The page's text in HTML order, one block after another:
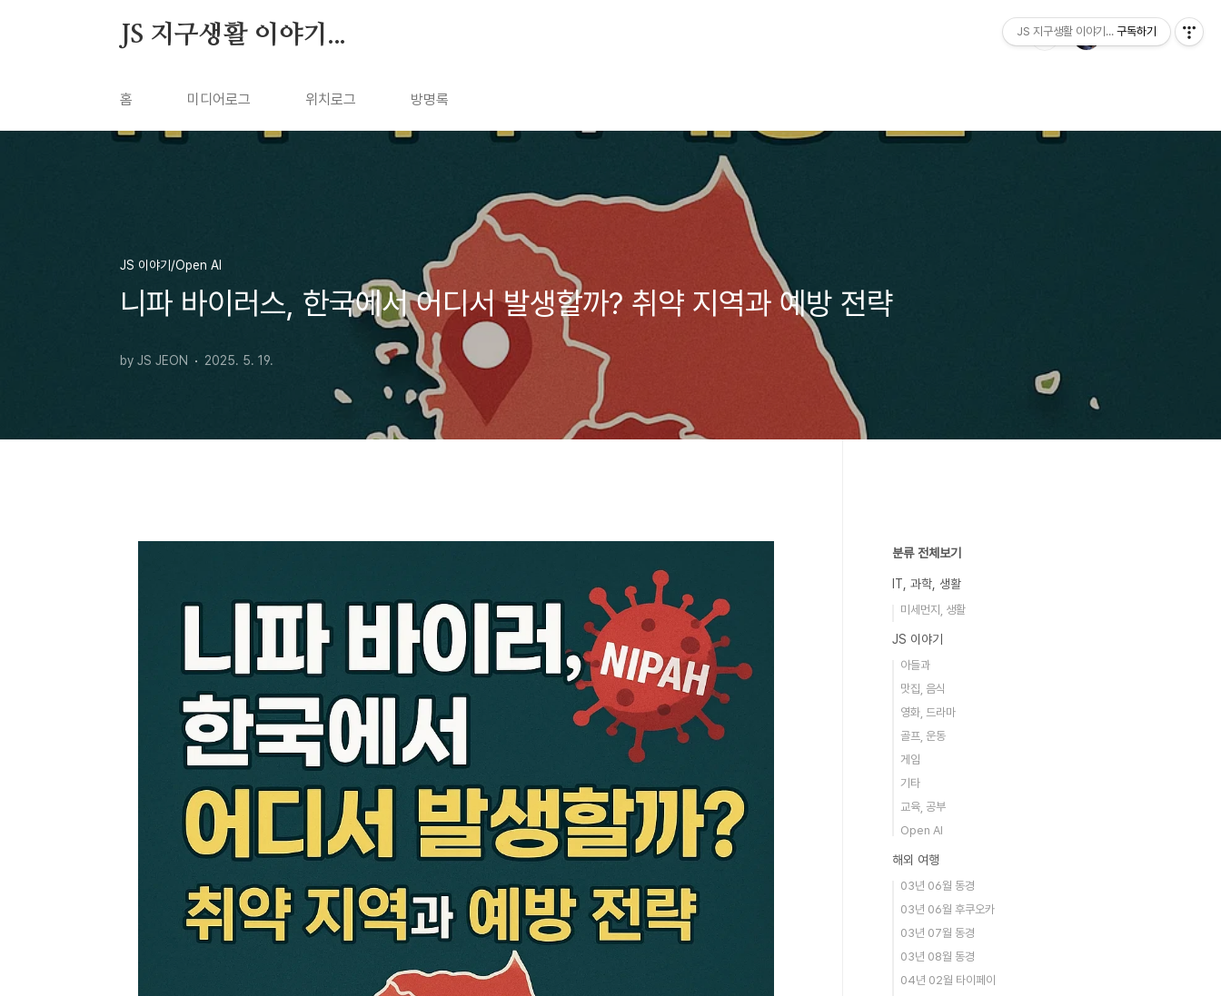
JS 지구생활 이야기...
홈 미디어로그 위치로그 방명록
JS 이야기/Open AI
니파 바이러스, 한국에서 어디서 발생할까? 취약 지역과 예방 전략
by JS JEON 2025. 5. 19.
분류 전체보기
IT, 과학, 생활
미세먼지, 생활
JS 이야기
아들과
맛집, 음식
영화, 드라마
골프, 운동
게임
기타
교육, 공부
Open AI
해외 여행
03년 06월 동경
03년 06월 후쿠오카
03년 07월 동경
03년 08월 동경
04년 02월 타이페이
JS 지구생활 이야기... 구독하기